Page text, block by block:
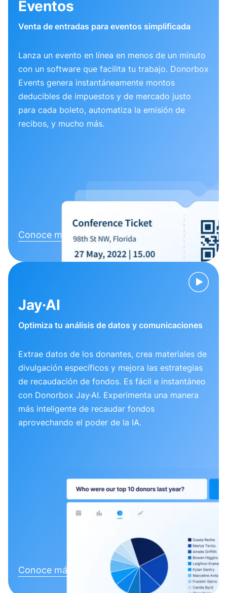
Eventos
Venta de entradas para eventos simplificada
Lanza un evento en línea en menos de un minuto
con un software que facilita tu trabajo. Donorbox
Events genera instantáneamente montos
deducibles de impuestos y de mercado justo
para cada boleto, automatiza la emisión de
recibos, y mucho más.
Conoce más
Jay·AI
Optimiza tu análisis de datos y comunicaciones
Extrae datos de los donantes, crea materiales de
divulgación específicos y mejora las estrategias
de recaudación de fondos. Es fácil e instantáneo
con Donorbox Jay·AI. Experimenta una manera
más inteligente de recaudar fondos
aprovechando el poder de la IA.
Conoce más